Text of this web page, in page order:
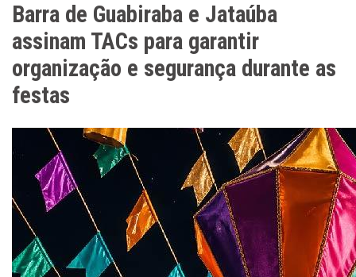
Barra de Guabiraba e Jataúba
assinam TACs para garantir
organização e segurança durante as
festas